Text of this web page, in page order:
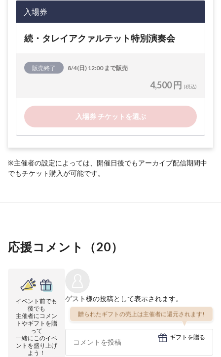
入場券
続・タレイアクァルテット特別演奏会
販売終了 8/4(日) 12:00 まで販売
4,500 円 (税込)
入場券 チケットを選ぶ
※主催者の設定によっては、開催日後でもアーカイブ配信期間中
でもチケット購入が可能です。
応援コメント（20）
イベント前でも
後でも
主催者にコメン
トやギフトを贈
って
一緒にこのイベ
ントを盛り上げ
よう！
ゲスト様の投稿として表示されます。
贈られたギフトの売上は主催者に還元されます!
ギフトを贈る